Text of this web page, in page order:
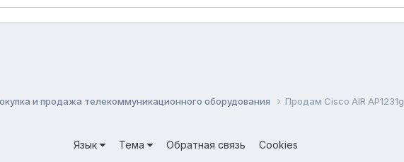
и продажа телекоммуникационного оборудования Продам Cisco AIR AP1231g
Язык Тема Обратная связь
Cookies